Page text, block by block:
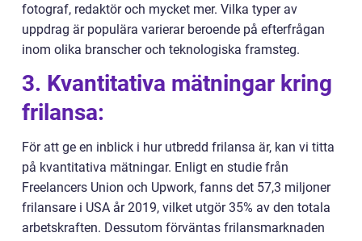
fotograf, redaktör och mycket mer. Vilka typer av
uppdrag är populära varierar beroende på efterfrågan
inom olika branscher och teknologiska framsteg.
3. Kvantitativa mätningar kring
frilansa:
För att ge en inblick i hur utbredd frilansa är, kan vi titta
på kvantitativa mätningar. Enligt en studie från
Freelancers Union och Upwork, fanns det 57,3 miljoner
frilansare i USA år 2019, vilket utgör 35% av den totala
arbetskraften. Dessutom förväntas frilansmarknaden